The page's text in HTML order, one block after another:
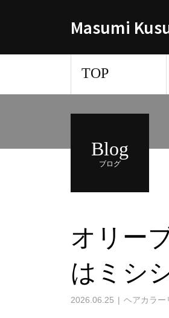
Masumi
TOP
Blog
ブログ
オリー
はミシ
2026.06.25 ヘアカラー